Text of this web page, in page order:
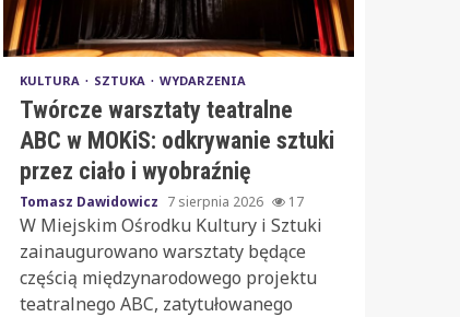
KULTURA SZTUKA WYDARZENIA
Twórcze warsztaty teatralne
ABC w MOKiS: odkrywanie sztuki
przez ciało i wyobraźnię
Tomasz Dawidowicz 7 sierpnia 2026 17
W Miejskim Ośrodku Kultury i Sztuki
zainaugurowano warsztaty będące
częścią międzynarodowego projektu
teatralnego ABC, zatytułowanego